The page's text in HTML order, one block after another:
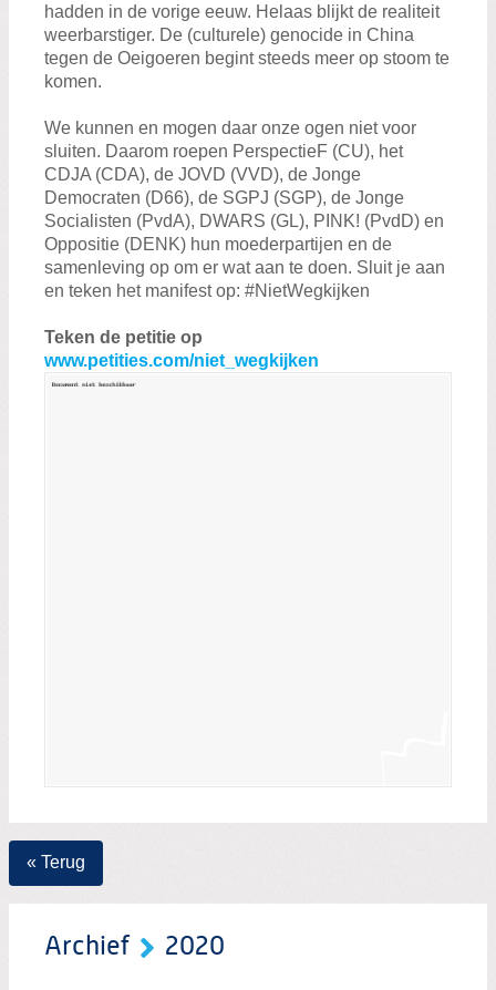
hadden in de vorige eeuw. Helaas blijkt de realiteit
weerbarstiger. De (culturele) genocide in China
tegen de Oeigoeren begint steeds meer op stoom te
komen.
We kunnen en mogen daar onze ogen niet voor
sluiten. Daarom roepen PerspectieF (CU), het
CDJA (CDA), de JOVD (VVD), de Jonge
Democraten (D66), de SGPJ (SGP), de Jonge
Socialisten (PvdA), DWARS (GL), PINK! (PvdD) en
Oppositie (DENK) hun moederpartijen en de
samenleving op om er wat aan te doen. Sluit je aan
en teken het manifest op: #NietWegkijken
Teken de petitie op
www.petities.com/niet_wegkijken
« Terug
Archief 2020